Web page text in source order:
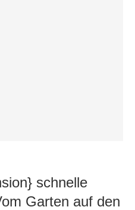
schnelle
Garten auf den